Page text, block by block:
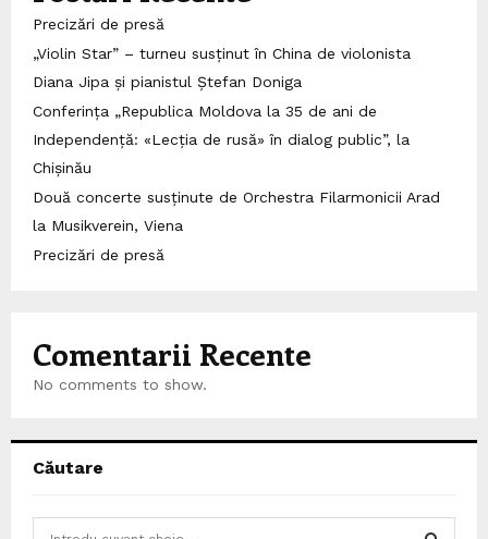
Precizări de presă
„Violin Star” – turneu susținut în China de violonista
Diana Jipa și pianistul Ștefan Doniga
Conferința „Republica Moldova la 35 de ani de
Independență: «Lecția de rusă» în dialog public”, la
Chișinău
Două concerte susținute de Orchestra Filarmonicii Arad
la Musikverein, Viena
Precizări de presă
Comentarii Recente
No comments to show.
Căutare